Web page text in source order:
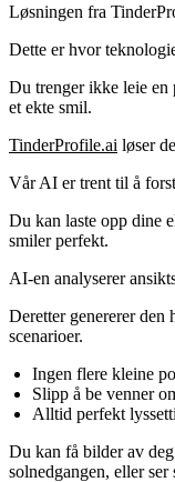
Løsningen fra
Dette er hvor
Du trenger ikke leie en
et ekte smil.
TinderProfile.ai løser
Vår AI er trent til å
Du kan laste opp dine
smiler perfekt.
AI-en analyserer
Deretter genererer
scenarioer.
Ingen flere kleine
Slipp å be venner
Alltid perfekt
Du kan få bilder av
solnedgangen, eller